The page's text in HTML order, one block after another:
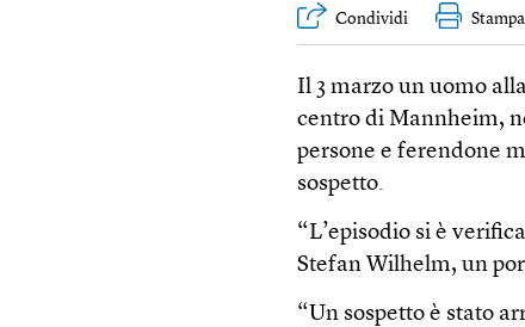
Condividi Stampa
Il 3 marzo un uomo
centro di Mannheim,
persone e ferendone
sospetto.
“L’episodio si è
Stefan Wilhelm, un
“Un sospetto è stato